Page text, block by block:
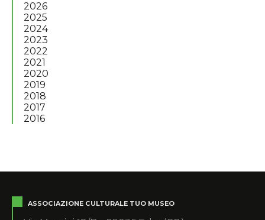
2026
2025
2024
2023
2022
2021
2020
2019
2018
2017
2016
ASSOCIAZIONE CULTURALE TUO MUSEO